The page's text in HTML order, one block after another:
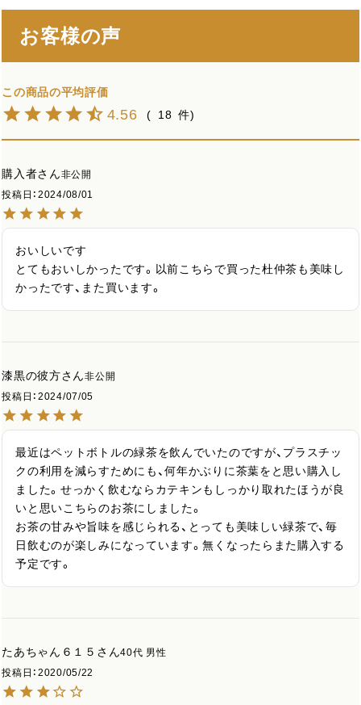
お客様の声
4.56 18
購入者
非公開
投稿日
2024/08/01
おいしいです
とてもおいしかったです。以前こちらで買った杜仲茶も美味し
かったです、また買います。
漆黒の彼方
非公開
投稿日
2024/07/05
最近はペットボトルの緑茶を飲んでいたのですが、プラスチッ
クの利用を減らすためにも、何年かぶりに茶葉をと思い購入し
ました。せっかく飲むならカテキンもしっかり取れたほうが良
いと思いこちらのお茶にしました。
お茶の甘みや旨味を感じられる、とっても美味しい緑茶で、毎
日飲むのが楽しみになっています。無くなったらまた購入する
予定です。
たあちゃん６１５ 40代 男性
投稿日
2020/05/22